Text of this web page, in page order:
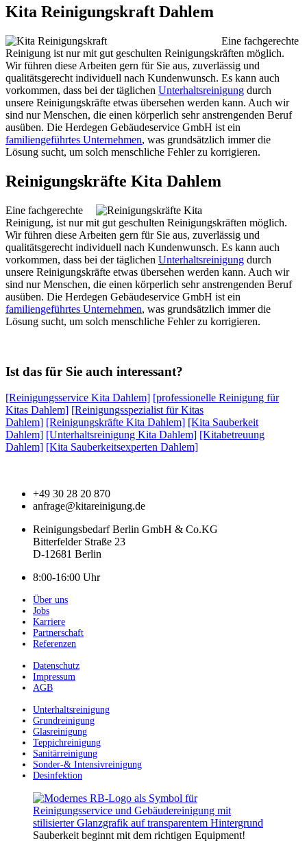
Kita Reinigungskraft Dahlem
Eine fachgerechte
Reinigung ist nur mit gut geschulten Reinigungskräften möglich.
Wir führen diese Arbeiten gern für Sie aus, zuverlässig und
qualitätsgerecht individuell nach Kundenwunsch. Es kann auch
vorkommen, dass bei der täglichen Unterhaltsreinigung durch
unsere Reinigungskräfte etwas übersehen werden kann. Auch wir
sind nur Menschen, die einen körperlich sehr anstrengenden Beruf
ausüben. Die Herdegen Gebäudeservice GmbH ist ein
familiengeführtes Unternehmen, was grundsätzlich immer die
Lösung sucht, um solch menschliche Fehler zu korrigieren.
Reinigungskräfte Kita Dahlem
Eine fachgerechte
Reinigung, ist nur mit gut geschulten Reinigungskräften möglich.
Wir führen diese Arbeiten gern für Sie aus, zuverlässig und
qualitätsgerecht individuell nach Kundenwunsch. Es kann auch
vorkommen, dass bei der täglichen Unterhaltsreinigung durch
unsere Reinigungskräfte etwas übersehen werden kann. Auch wir
sind nur Menschen, die einen körperlich sehr anstrengenden Beruf
ausüben. Die Herdegen Gebäudeservice GmbH ist ein
familiengeführtes Unternehmen, was grundsätzlich immer die
Lösung sucht, um solch menschliche Fehler zu korrigieren.
Ist das für Sie auch interessant?
[Reinigungsservice Kita Dahlem] [professionelle Reinigung für
Kitas Dahlem] [Reinigungsspezialist für Kitas
Dahlem] [Reinigungskräfte Kita Dahlem] [Kita Sauberkeit
Dahlem] [Unterhaltsreinigung Kita Dahlem] [Kitabetreuung
Dahlem] [Kita Sauberkeitsexperten Dahlem]
+49 30 28 20 870
anfrage@kitareinigung.de
Reinigungsbedarf Berlin GmbH & Co.KG
Bitterfelder Straße 23
D-12681 Berlin
8:00-16:00 Uhr
Über uns
Jobs
Karriere
Partnerschaft
Referenzen
Datenschutz
Impressum
AGB
Unterhaltsreinigung
Grundreinigung
Glasreinigung
Teppichreinigung
Sanitärreinigung
Sonder-& Intensivreinigung
Desinfektion
Sauberkeit beginnt mit dem richtigen Equipment!